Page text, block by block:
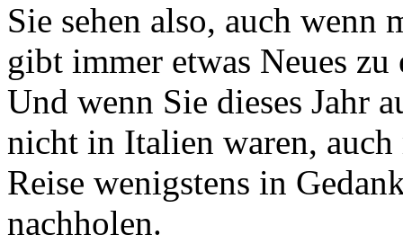
Sie sehen also, auch wenn
gibt immer etwas Neues
Und wenn Sie dieses Jahr
nicht in Italien waren,
Reise wenigstens in
nachholen.